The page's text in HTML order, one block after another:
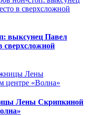
выксунец Павел
сверхсложной
Лены Скрипкиной